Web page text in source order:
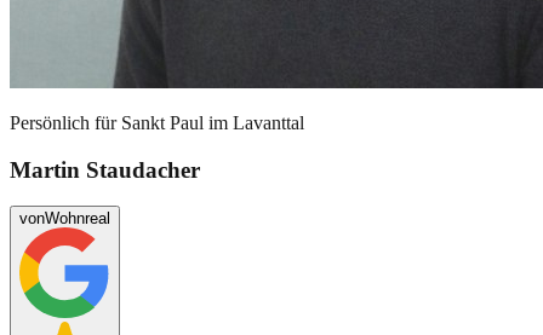
Persönlich für Sankt Paul im Lavanttal
Martin Staudacher
vonWohnreal